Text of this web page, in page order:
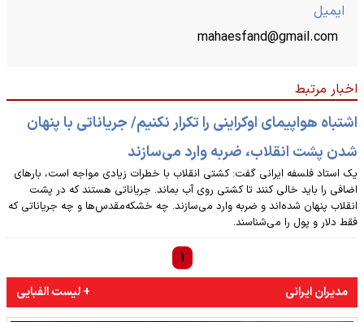
ایمیل
mahaesfand@gmail.com
اخبار مرتبط
اشتباه هواپیمای اوکراینی را تکرار نکنیم/ جریاناتی با پنهان
شدن پشت انقلاب، ضربه وارد می‌سازند
یک استاد فلسفه ایرانی گفت: کشتی انقلاب با خطرات زیادی مواجه است، بارهای
اضافی را باید خالی کنند تا کشتی روی آب بماند. جریاناتی هستند که در پشت
انقلاب پنهان شده‌اند و ضربه وارد می‌سازند. چه خشکه‌مقدس‌ها و چه جریاناتی که
فقط دلار و پول را می‌شناسند.
۱
مدیران ایرانی + لیست الفبایی